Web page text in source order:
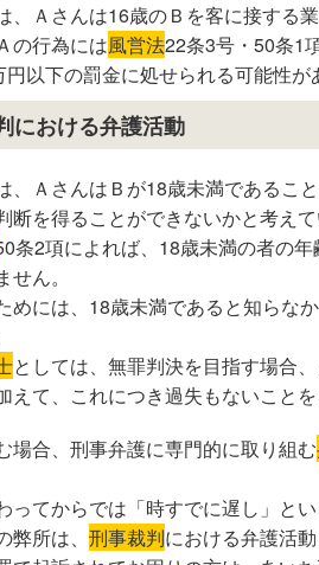
、Ａさんは16歳のＢを客に接する業
の行為には風営法22条3号・50条1
以下の罰金に処せられる可能性が
おける弁護活動
、ＡさんはＢが18歳未満であるこ
断を得ることができないかと考えて
条2項によれば、18歳未満の者の
ん。
めには、18歳未満であると知らな
としては、無罪判決を目指す場合
えて、これにつき過失もないこと
場合、刑事弁護に専門的に取り組む
ってからでは「時すでに遅し」と
所は、 刑事裁判における弁護活